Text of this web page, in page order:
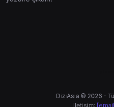
DiziAsia © 2026 -
İletişim: